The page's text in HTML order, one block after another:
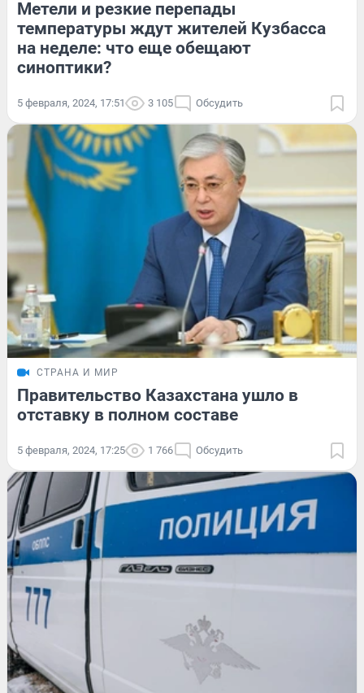
Метели и резкие перепады
температуры ждут жителей Кузбасса
на неделе: что еще обещают
синоптики?
5 февраля, 2024, 17:51 3 105 Обсудить
СТРАНА И МИР
Правительство Казахстана ушло в
отставку в полном составе
5 февраля, 2024, 17:25 1 766 Обсудить